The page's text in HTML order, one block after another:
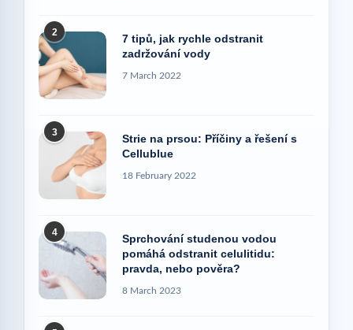
2
7 tipů, jak rychle odstranit
zadržování vody
7 March 2022
3
Strie na prsou: Příčiny a řešení s
Cellublue
18 February 2022
4
Sprchování studenou vodou
pomáhá odstranit celulitidu:
pravda, nebo pověra?
8 March 2023